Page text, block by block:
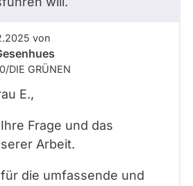
von
­DIE GRÜNEN
E.,
Frage und das
Arbeit.
die umfassende und